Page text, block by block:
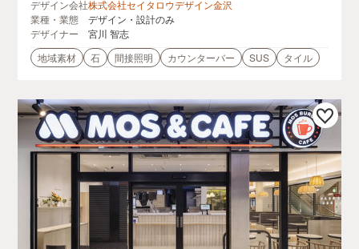
デザイン会社株式会社セイタロウデザイン金沢
業種・業態
デザイン・設計のみ
デザイナー
宮川 智志
地域素材
石 間接照明 カウンターバー SUS タイル